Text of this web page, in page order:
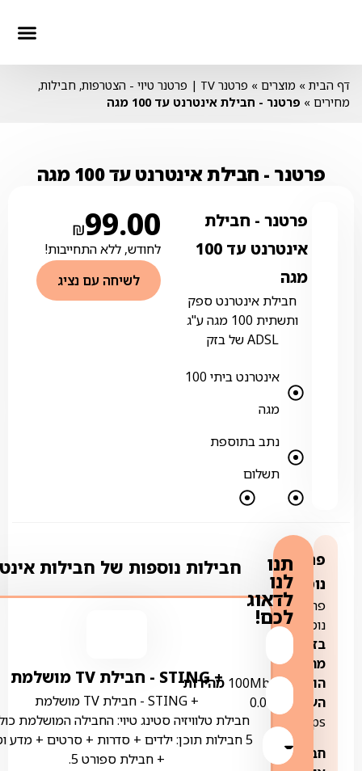
דף הבית » מוצרים »
פרטנר TV | פרטנר טיוי - הצטרפות, חבילות,
מחירים » פרטנר ‏- ‏חבילת אינטרנט עד 100 מגה
פרטנר ‏- ‏חבילת אינטרנט עד 100 מגה
פרטנר ‏- ‏חבילת
אינטרנט עד 100
מגה
חבילת אינטרנט ספק
ותשתית 100 מגה ע"ג
ADSL של בזק
אינטרנט ביתי 100
מגה
נתב בתוספת
תשלום
₪99.00
לחודש, ללא התחייבות!
לשיחה עם נציג
פרטים
נוספים:
פרטים
נוספים:
בזק:
מהירות
הורדה:100Mbps
מהירות
העלאה:
0.01-
3Mbps
חבילת
תנו
לנו
לדאוג
לכם!
חבילות נוספות של חבילות
+ STING ‏- ‏חבילת TV מושלמת
+ STING ‏- ‏חבילת TV מושלמת
חבילת טלוויזיה סטינג טיוי: החבילה המושלמת
5 חבילות תוכן: ילדים + סדרות + סרטים + מדע
+ חבילת ספורט 5.